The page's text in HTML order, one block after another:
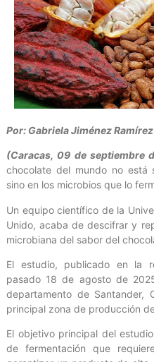
Por: Gabriela Jiménez Ramírez
(Caracas, 09 de septiembre
chocolate del mundo no está
sino en los microbios que lo
Un equipo científico de la
Unido, acaba de descifrar y
microbiana del sabor del
El estudio, publicado en la
pasado 18 de agosto de
departamento de Santander,
principal zona de producción
El objetivo principal del
de fermentación que